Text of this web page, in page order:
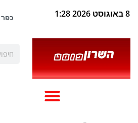
8 באוגוסט 2026 1:28